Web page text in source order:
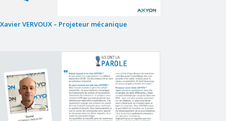
Xavier VERVOUX – Projeteur mécanique